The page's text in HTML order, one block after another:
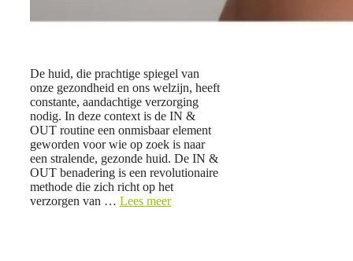
De huid, die prachtige spiegel van
onze gezondheid en ons welzijn, heeft
constante, aandachtige verzorging
nodig. In deze context is de IN &
OUT routine een onmisbaar element
geworden voor wie op zoek is naar
een stralende, gezonde huid. De IN &
OUT benadering is een revolutionaire
methode die zich richt op het
verzorgen van … Lees meer